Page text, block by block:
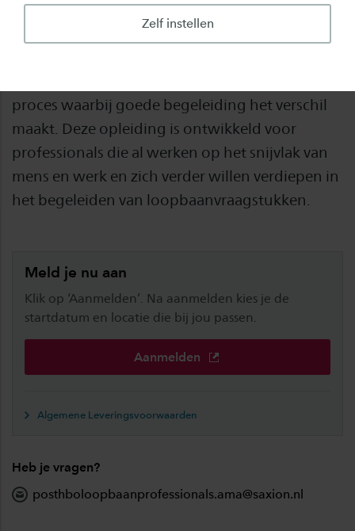
Zelf instellen
bij veranderingen en het aanpassen aan nieuwe
situaties. Het vinden van werk dat aansluit bij
proces waarbij goede begeleiding het verschil
maakt. Deze opleiding is ontwikkeld voor
professionals die al werken op het snijvlak van
mens en werk en zich verder willen verdiepen in
het begeleiden van loopbaanvraagstukken.
Meld je nu aan
Klik op ‘Aanmelden’. Na aanmelden kies je de
startdatum en locatie die bij jou passen.
Aanmelden
Algemene Leveringsvoorwaarden
Heb je vragen?
posthboloopbaanprofessionals.ama@saxion.nl